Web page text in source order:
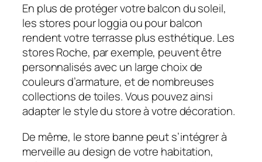
En plus de protéger votre balcon du soleil,
les stores pour loggia ou pour balcon
rendent votre terrasse plus esthétique. Les
stores Roche, par exemple, peuvent être
personnalisés avec un large choix de
couleurs d’armature, et de nombreuses
collections de toiles. Vous pouvez ainsi
adapter le style du store à votre décoration.
De même, le store banne peut s’intégrer à
merveille au design de votre habitation,